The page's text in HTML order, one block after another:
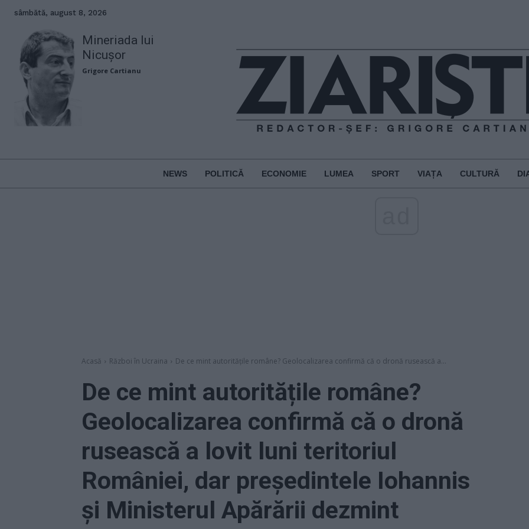
sâmbătă, august 8, 2026
Mineriada lui
Nicușor
Grigore Cartianu
NEWS POLITICĂ ECONOMIE LUMEA SPORT VIAȚA CULTURĂ
Acasă Război în Ucraina De ce mint autoritățile române? Geolocalizarea confirmă că o dronă rusească a...
De ce mint autoritățile române?
Geolocalizarea confirmă că o dronă
rusească a lovit luni teritoriul
României, dar președintele Iohannis
și Ministerul Apărării dezmint